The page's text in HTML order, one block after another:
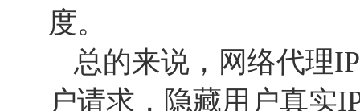
度。
总的来说，网络代理
户请求，隐藏用户真实